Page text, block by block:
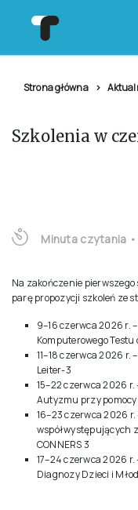
Strona główna
Szkolenia w
Minuta czytania •
Na zakończenie
parę propozycji szkoleń ze
9–16 czerwca 2026 r. –
Komputerowego
11–18 czerwca 2026 r. –
Leiter-3
15–22 czerwca 2026 r.
Autyzmu przy
16–23 czerwca 2026 r.
współwystępujących
CONNERS 3
17–24 czerwca 2026 r.
Diagnozy Dzieci i